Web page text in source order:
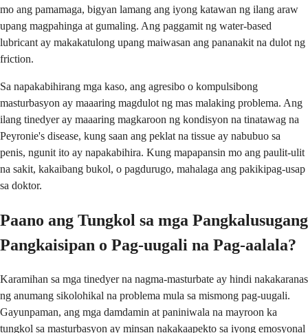
mo ang pamamaga, bigyan lamang ang iyong katawan ng ilang araw
upang magpahinga at gumaling. Ang paggamit ng water-based
lubricant ay makakatulong upang maiwasan ang pananakit na dulot ng
friction.
Sa napakabihirang mga kaso, ang agresibo o kompulsibong
masturbasyon ay maaaring magdulot ng mas malaking problema. Ang
ilang tinedyer ay maaaring magkaroon ng kondisyon na tinatawag na
Peyronie's disease, kung saan ang peklat na tissue ay nabubuo sa
penis, ngunit ito ay napakabihira. Kung mapapansin mo ang paulit-ulit
na sakit, kakaibang bukol, o pagdurugo, mahalaga ang pakikipag-usap
sa doktor.
Paano ang Tungkol sa mga Pangkalusugang
Pangkaisipan o Pag-uugali na Pag-aalala?
Karamihan sa mga tinedyer na nagma-masturbate ay hindi nakakaranas
ng anumang sikolohikal na problema mula sa mismong pag-uugali.
Gayunpaman, ang mga damdamin at paniniwala na mayroon ka
tungkol sa masturbasyon ay minsan nakakaapekto sa iyong emosyonal